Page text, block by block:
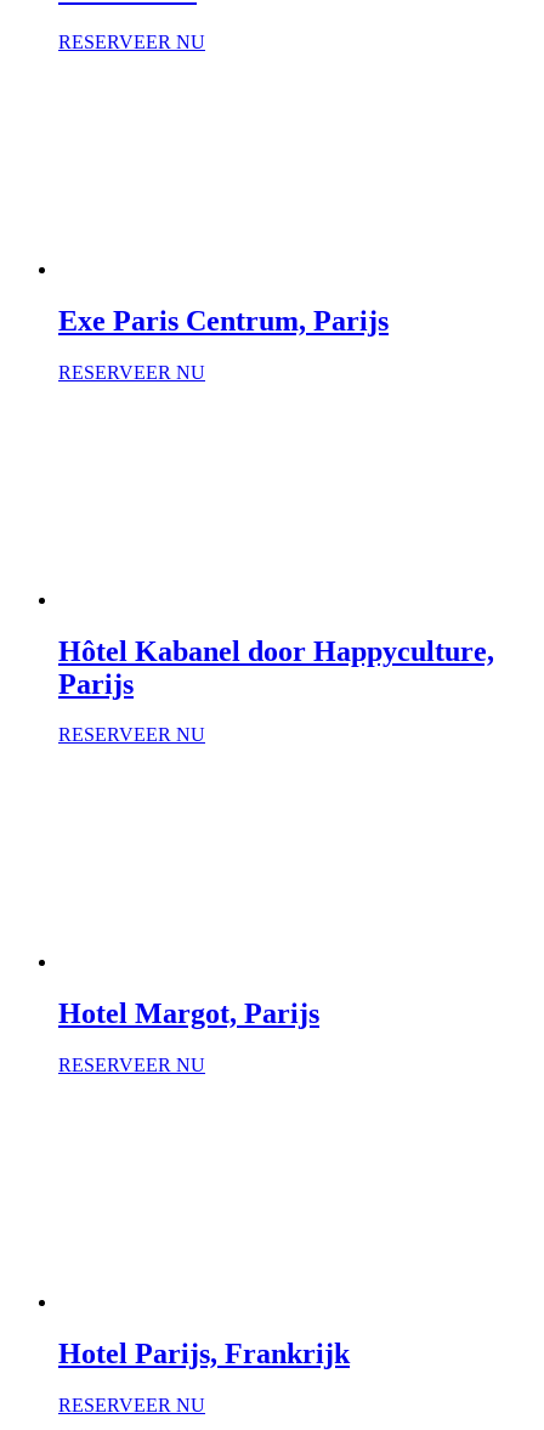
RESERVEER NU
Exe Paris Centrum, Parijs
RESERVEER NU
Hôtel Kabanel door Happyculture,
Parijs
RESERVEER NU
Hotel Margot, Parijs
RESERVEER NU
Hotel Parijs, Frankrijk
RESERVEER NU